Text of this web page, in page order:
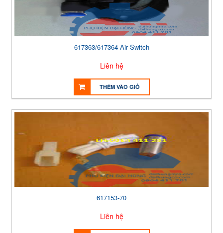
617363/617364 Air Switch
Liên hệ
THÊM VÀO GIỎ
617153-70
Liên hệ